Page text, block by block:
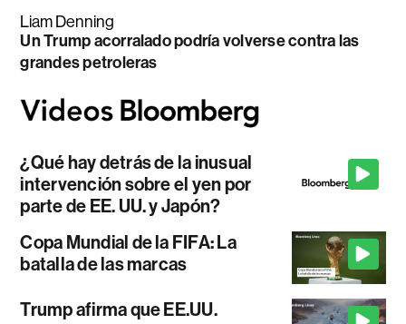
Liam Denning
Un Trump acorralado podría volverse contra las
grandes petroleras
¿Qué hay detrás de la inusual
intervención sobre el yen por
parte de EE. UU. y Japón?
Copa Mundial de la FIFA: La
batalla de las marcas
Trump afirma que EE.UU.